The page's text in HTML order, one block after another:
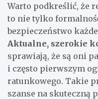
Warto podkreślić, że
to nie tylko
bezpieczeństwo
Aktualne, szerokie
sprawiają, że są oni
i często pierwszym
ratunkowego. Takie
szanse na skuteczną